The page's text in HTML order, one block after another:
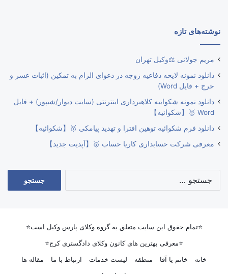
نوشته‌های تازه
مریم جولانی ⚖️وکیل تهران
دانلود نمونه لایحه دفاعیه زوجه در دعوای الزام به تمکین (اثبات عسر و
حرج + فایل Word)
دانلود نمونه شکواییه کلاهبرداری اینترنتی (سایت دیوار/شیپور) + فایل
Word 🥇【شکوائیه】
دانلود فرم شکوائیه توهین افترا و تهدید پیامکی 🥇【شکوائیه】
معرفی شرکت حسابداری کاریا حساب 🥇【آپدیت جدید】
⭐تمام حقوق این سایت متعلق به گروه وکلای پارس وکیل است⭐
⭐معرفی بهترین های کانون وکلای دادگستری کرج⭐
خانه
خانم یا آقا منطقه لیست خدمات ارتباط با ما
مقاله ها